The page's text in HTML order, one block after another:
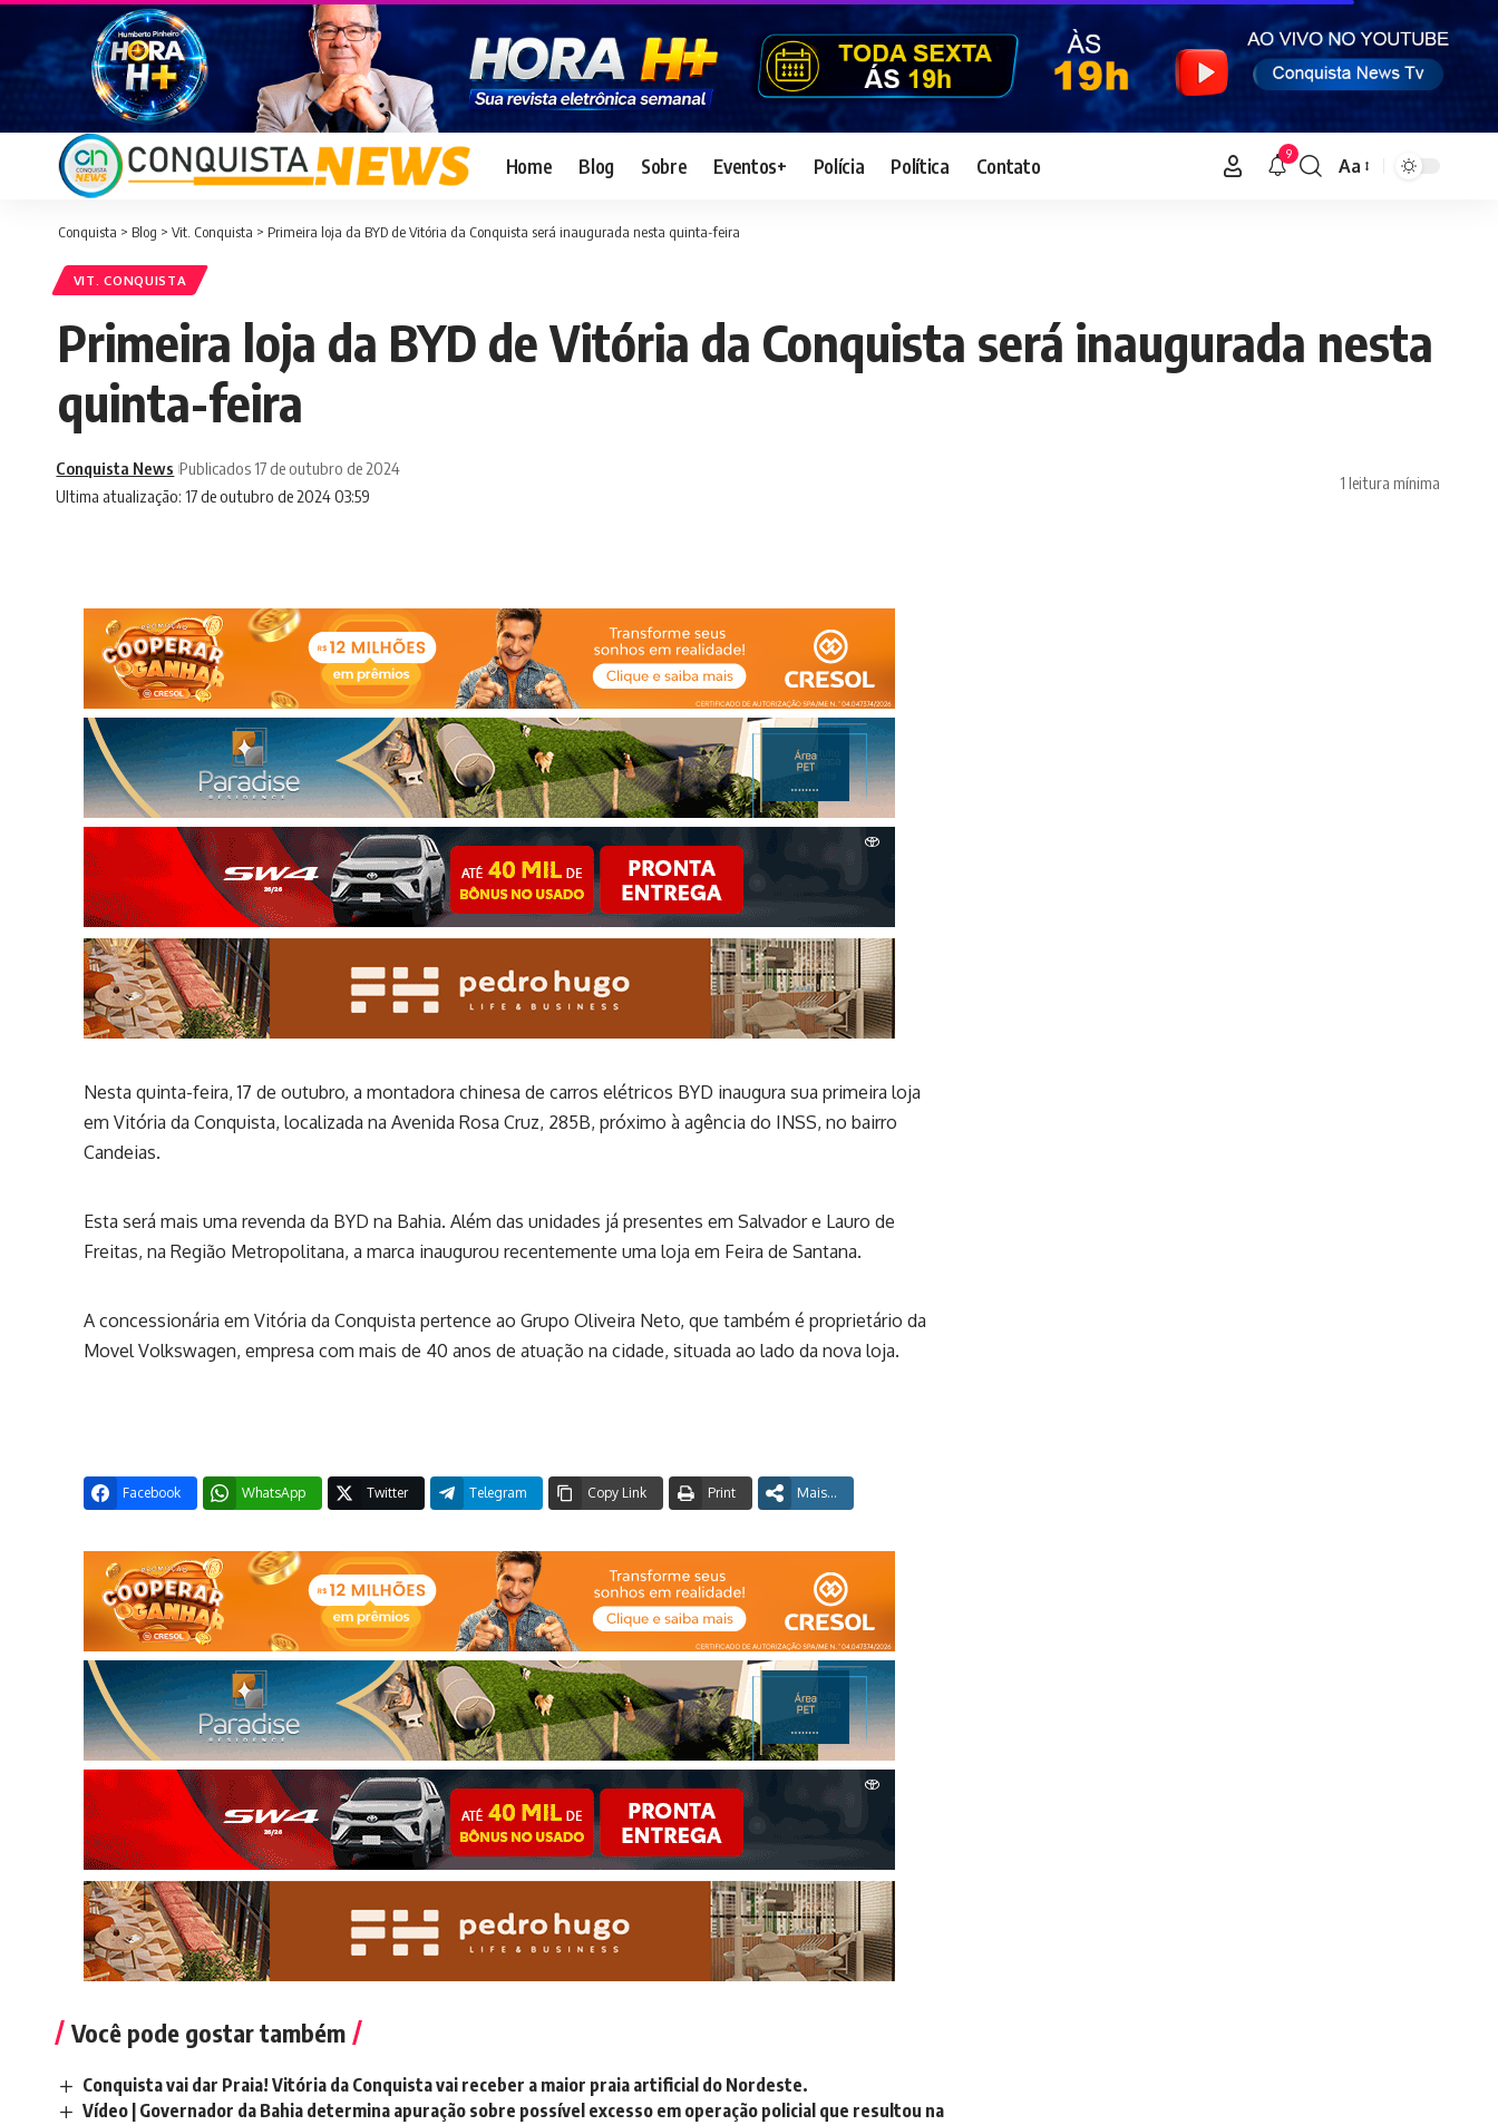
Home Blog Sobre Eventos+ Polícia Política Contato 9
Font
Aa
Conquista > Blog > Vit. Conquista > Primeira loja da BYD de Vitória da Conquista será inaugurada nesta quinta-feira
VIT. CONQUISTA
Primeira loja da BYD de Vitória da Conquista será inaugurada nesta
quinta-feira
Ultima atualização: 17 de outubro de 2024 03:59
Conquista News Publicados 17 de outubro de 2024
1 leitura mínima
Nesta quinta-feira, 17 de outubro, a montadora chinesa de carros elétricos BYD inaugura sua primeira loja
em Vitória da Conquista, localizada na Avenida Rosa Cruz, 285B, próximo à agência do INSS, no bairro
Candeias.
Esta será mais uma revenda da BYD na Bahia. Além das unidades já presentes em Salvador e Lauro de
Freitas, na Região Metropolitana, a marca inaugurou recentemente uma loja em Feira de Santana.
A concessionária em Vitória da Conquista pertence ao Grupo Oliveira Neto, que também é proprietário da
Movel Volkswagen, empresa com mais de 40 anos de atuação na cidade, situada ao lado da nova loja.
Facebook WhatsApp Twitter Telegram Copy Link Print Mais...
Você pode gostar também
Conquista vai dar Praia! Vitória da Conquista vai receber a maior praia artificial do Nordeste.
Vídeo | Governador da Bahia determina apuração sobre possível excesso em operação policial que resultou na